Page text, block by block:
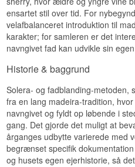
ensartet stil over tid. For
velafbalanceret introduktion til
karakter; for samleren er det
navngivet fad kan udvikle sin
Historie & baggrund
Solera- og fadblanding-metoden,
fra en lang madeira-tradition,
navngivet og fyldt op løbende i
gang. Det gjorde det muligt at
årganges udbytte varierede med
begrænset specifik
og husets egen ejerhistorie, så